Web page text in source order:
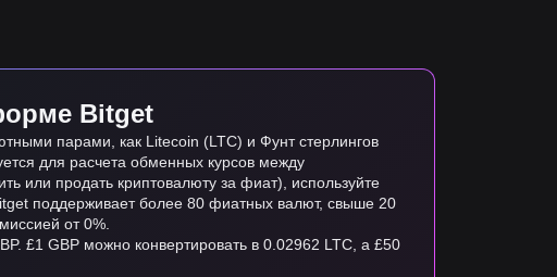
Bitget
парами, как Litecoin (LTC) и Фунт стерлингов
для расчета обменных курсов между
или продать криптовалюту за фиат), используйте
поддерживает более 80 фиатных валют, свыше 20
от 0%.
£1 GBP можно конвертировать в 0.02962 LTC, а £50